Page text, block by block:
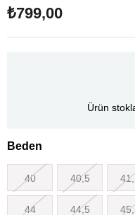
₺799,00
Ürün
Beden
40 40,5
44 44,5